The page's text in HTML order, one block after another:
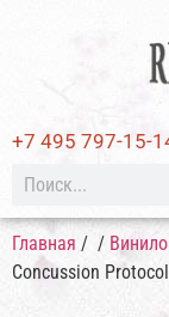
+7 495 797-15-
Главная / /
Concussion